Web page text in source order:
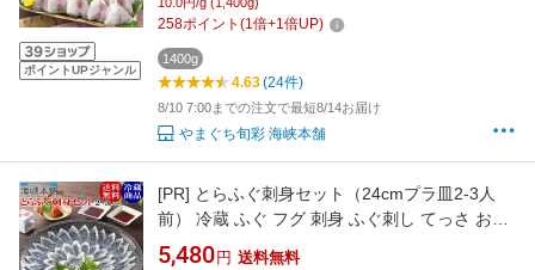
ポイントUPジャンル
258ポイント (1 倍+1 倍UP)
1400g
4.63(24件)
8/10 7:00までの注文で最短8/14お届け
やまぐち旬彩 海峡本舗
[PR] とらふぐ刺身セット（24cmプラ皿2-3人
前） 冷蔵 ふぐ フグ 刺身 ふぐ刺し てっさ お中
元 ギフト 2026 お取り寄せグルメ 山口県
5,480円 送料無料